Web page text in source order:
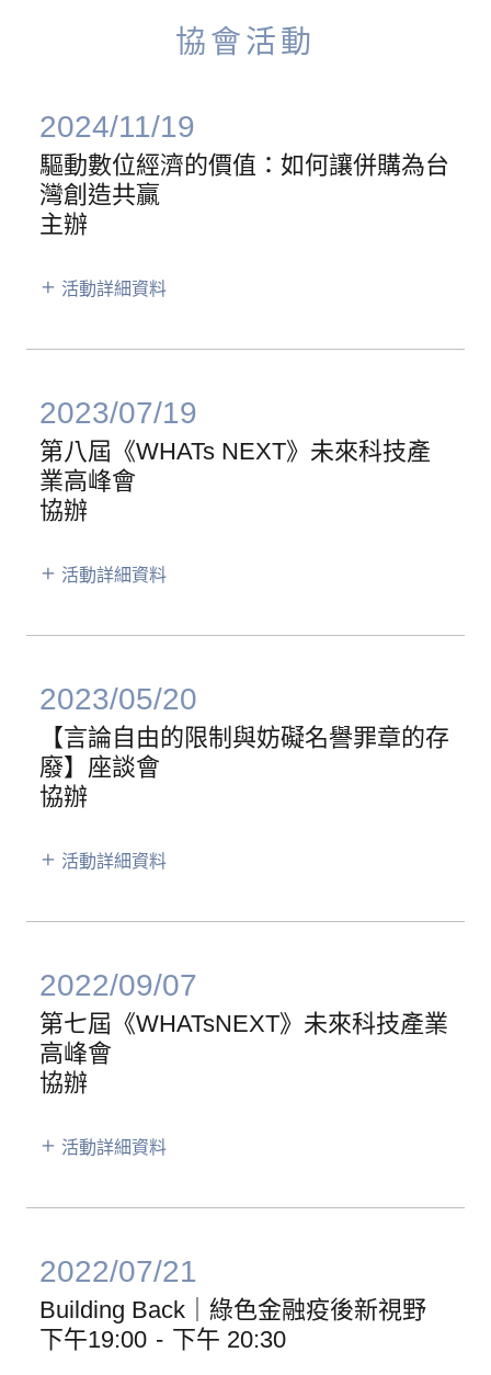
協會活動
2024/11/19
驅動數位經濟的價值：如何讓併購為台
灣創造共贏
主辦
活動詳細資料
2023/07/19
第八屆《WHATs NEXT》未來科技產
業高峰會
協辦
活動詳細資料
2023/05/20
【言論自由的限制與妨礙名譽罪章的存
廢】座談會
協辦
活動詳細資料
2022/09/07
第七屆《WHATsNEXT》未來科技產業
高峰會
協辦
活動詳細資料
2022/07/21
Building Back｜綠色金融疫後新視野
下午19:00 - 下午 20:30